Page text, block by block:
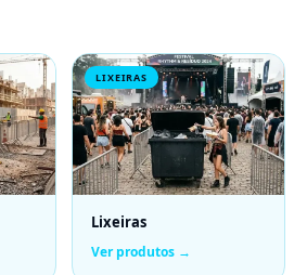
LIXEIRAS
Lixeiras
Ver produtos →